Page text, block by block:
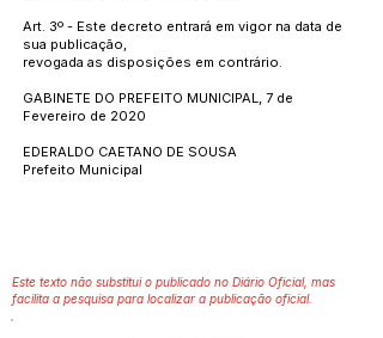
Art. 3º - Este decreto entrará em vigor na data de
sua publicação,
revogada as disposições em contrário.
GABINETE DO PREFEITO MUNICIPAL, 7 de
Fevereiro de 2020
EDERALDO CAETANO DE SOUSA
Prefeito Municipal
Este texto não substitui o publicado no Diário Oficial, mas
facilita a pesquisa para localizar a publicação oficial.